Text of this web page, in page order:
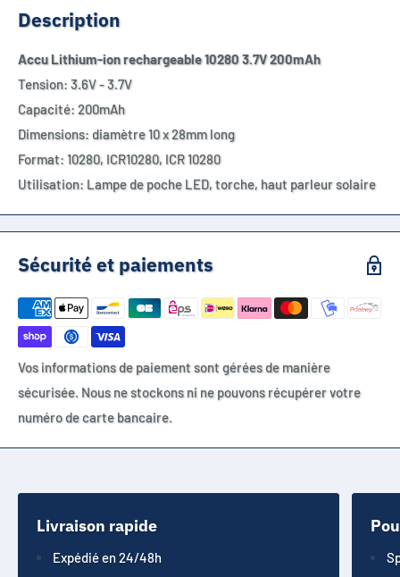
Description
Accu Lithium-ion rechargeable 10280 3.7V 200mAh
Tension: 3.6V - 3.7V
Capacité: 200mAh
Dimensions: diamètre 10 x 28mm long
Format: 10280, ICR10280, ICR 10280
Utilisation: Lampe de poche LED, torche, haut parleur solaire
Sécurité et paiements
Vos informations de paiement sont gérées de manière
sécurisée. Nous ne stockons ni ne pouvons récupérer votre
numéro de carte bancaire.
Livraison rapide
Expédié en 24/48h